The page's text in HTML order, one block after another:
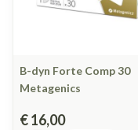
B-dyn Forte Comp 30
Metagenics
€ 16,00